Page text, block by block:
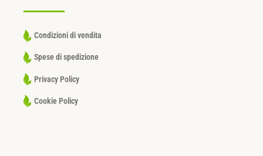
Condizioni di vendita
Spese di spedizione
Privacy Policy
Cookie Policy